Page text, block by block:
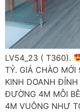
LV54_23 ( T360).
TỶ. GIÁ CHÀO MỚI
KINH DOANH
ĐƯỜNG 4M MỖI
4M VUÔNG NHƯ